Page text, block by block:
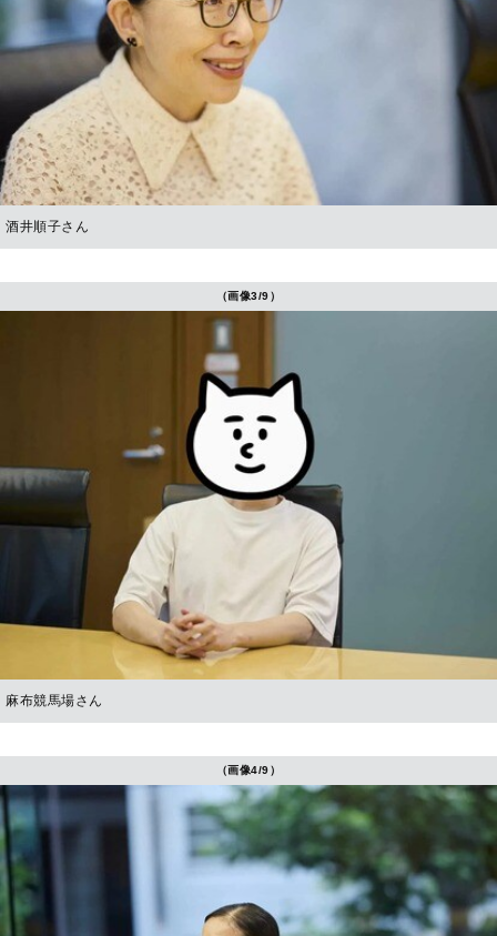
酒井順子さん
（画像3/9）
麻布競馬場さん
（画像4/9）